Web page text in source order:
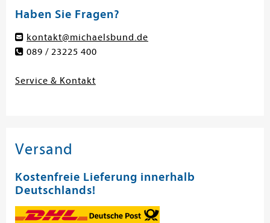
Haben Sie Fragen?
kontakt@michaelsbund.de
089 / 23225 400
Service & Kontakt
Versand
Kostenfreie Lieferung innerhalb
Deutschlands!